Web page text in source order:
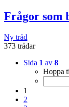
Frågor som
Ny tråd
373 trådar
Sida 1 av 8
Hoppa
1
2